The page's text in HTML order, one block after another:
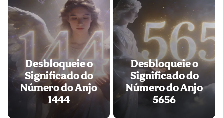
Desbloqueie o
Significado do
Número do Anjo
1444
Desbloqueie o
Significado do
Número do Anjo
5656